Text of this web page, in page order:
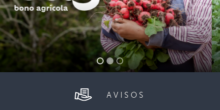
AVISOS